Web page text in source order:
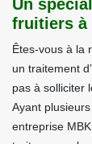
Un
fruitiers à
Êtes-vous à la
un traitement
pas à solliciter
Ayant
entreprise